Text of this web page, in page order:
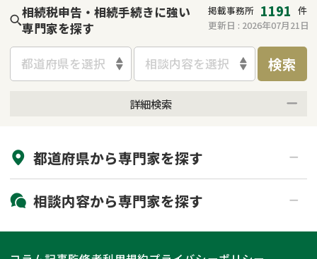
家族信託
贈与税
相続人調査
産)
遺産分割
不動産の相続
相続登記
相続税申告・相続手続きに強い
専門家を探す
掲載事務所 1191 件
更新日 : 2026年07月21日
都道府県を選択 相談内容を選択 検索
詳細検索
初回相談無料
土日祝の相談可能
都道府県から専門家を探す
北海道・東北
北海道 青森県
関東
相談内容から専門家を探す